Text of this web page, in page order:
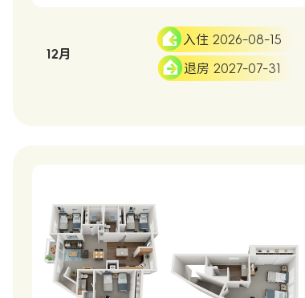
12月
入住 2026-08-15
退房 2027-07-31